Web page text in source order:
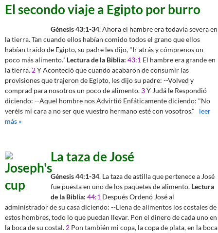
El secondo viaje a Egipto por burro
Génesis 43:1-34. Ahora el hambre era todavía severa en
la tierra. Tan cuando ellos habían comido todos el grano que ellos
habían traído de Egipto, su padre les dijo, "Ir atrás y cómprenos un
poco más alimento." Lectura de la Biblia: 43:1 El hambre era grande en
la tierra. 2Y Aconteció que cuando acabaron de consumir las
provisiones que trajeron de Egipto, les dijo su padre: --Volved y
comprad para nosotros un poco de alimento. 3Y Judá le Respondió
diciendo: --Aquel hombre nos Advirtió Enfáticamente diciendo: "No
veréis mi cara a no ser que vuestro hermano esté con vosotros."
leer
más »
La taza de José
Génesis 44:1-34. La taza de astilla que pertenece a José
fue puesta en uno de los paquetes de alimento. Lectura
de la Biblia: 44:1 Después Ordenó José al
administrador de su casa diciendo: --Llena de alimentos los costales de
estos hombres, todo lo que puedan llevar. Pon el dinero de cada uno en
la boca de su costal. 2 Pon también mi copa, la copa de plata, en la boca